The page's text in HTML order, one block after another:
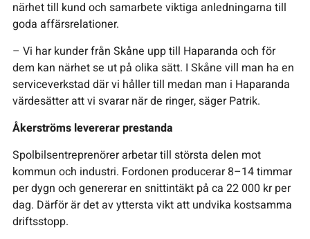
närhet till kund och samarbete viktiga anledningarna till
goda affärsrelationer.
– Vi har kunder från Skåne upp till Haparanda och för
dem kan närhet se ut på olika sätt. I Skåne vill man ha en
serviceverkstad där vi håller till medan man i Haparanda
värdesätter att vi svarar när de ringer, säger Patrik.
Åkerströms levererar prestanda
Spolbilsentreprenörer arbetar till största delen mot
kommun och industri. Fordonen producerar 8–14 timmar
per dygn och genererar en snittintäkt på ca 22 000 kr per
dag. Därför är det av yttersta vikt att undvika kostsamma
driftsstopp.